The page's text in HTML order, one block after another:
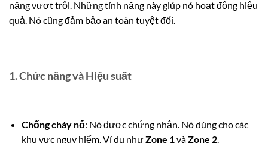
năng vượt trội. Những tính năng này giúp nó hoạt động hiệu
quả. Nó cũng đảm bảo an toàn tuyệt đối.
1. Chức năng và Hiệu suất
Chống cháy nổ: Nó được chứng nhận. Nó dùng cho các
khu vực nguy hiểm. Ví dụ nhưZone 1 vàZone 2.